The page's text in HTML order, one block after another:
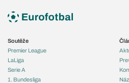
Soutěže
Premier League
LaLiga
Serie A
1. Bundesliga